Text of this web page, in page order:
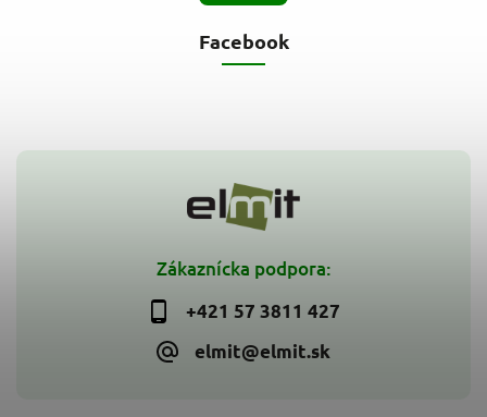
Zákaznícka podpora:
+421 57 3811 427
elmit@elmit.sk
Facebook